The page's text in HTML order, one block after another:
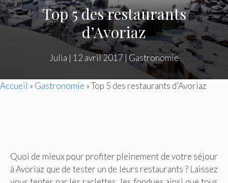
Top 5 des restaurants
d’Avoriaz
Julia | 12 avril 2017| Gastronomie
Accueil » Gastronomie »Top 5 des restaurants d’Avoriaz
Quoi de mieux pour profiter pleinement de votre séjour
à Avoriaz que de tester un de leurs restaurants ? Laissez